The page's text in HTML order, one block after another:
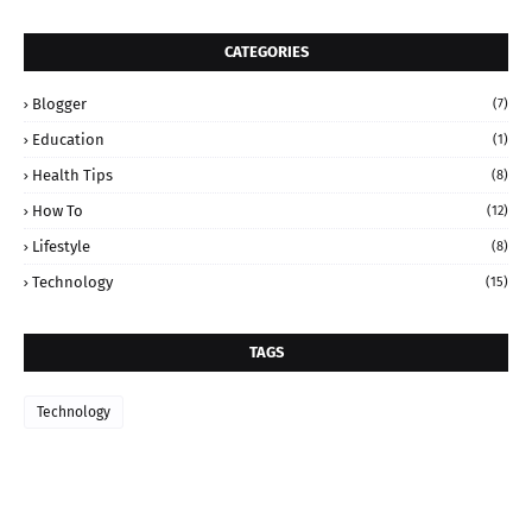
CATEGORIES
Blogger (7)
Education (1)
Health Tips (8)
How To (12)
Lifestyle (8)
Technology (15)
TAGS
Technology